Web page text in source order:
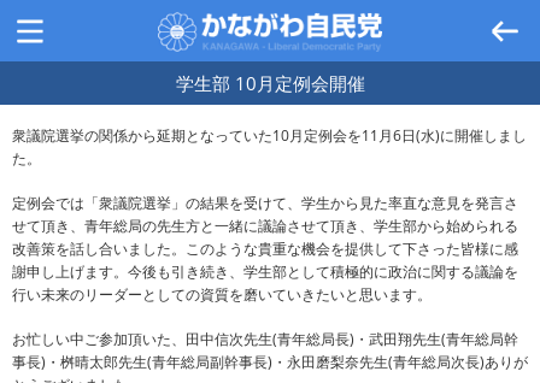
学生部 10月定例会開催
衆議院選挙の関係から延期となっていた10月定例会を11月6日(水)に開催しまし
た。
定例会では「衆議院選挙」の結果を受けて、学生から見た率直な意見を発言さ
せて頂き、青年総局の先生方と一緒に議論させて頂き、学生部から始められる
改善策を話し合いました。このような貴重な機会を提供して下さった皆様に感
謝申し上げます。今後も引き続き、学生部として積極的に政治に関する議論を
行い未来のリーダーとしての資質を磨いていきたいと思います。
お忙しい中ご参加頂いた、田中信次先生(青年総局長)・武田翔先生(青年総局幹
事長)・桝晴太郎先生(青年総局副幹事長)・永田磨梨奈先生(青年総局次長)ありが